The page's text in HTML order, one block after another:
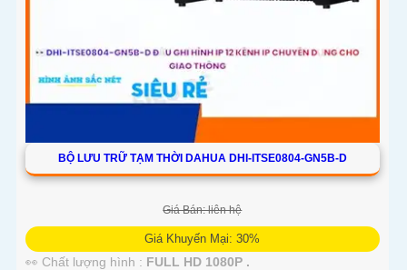
BỘ LƯU TRỮ TẠM THỜI DAHUA DHI-ITSE0804-GN5B-D
Giá Bán: liên hệ
Giá Khuyến Mại: 30%
👀 Chất lượng hình : FULL HD 1080P .